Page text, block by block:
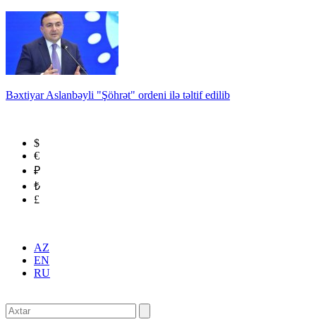
Bəxtiyar Aslanbəyli "Şöhrət" ordeni ilə təltif edilib
$
€
₽
₺
£
AZ
EN
RU